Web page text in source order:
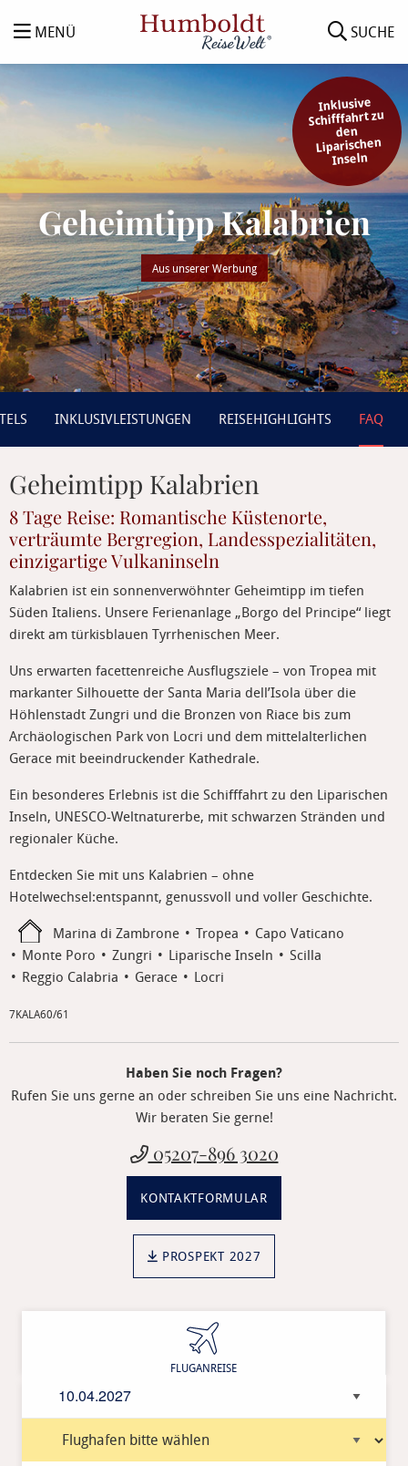
MENÜ SUCHE
Geheimtipp Kalabrien
Aus unserer Werbung
Inklusive
Schifffahrt zu
den
Liparischen
Inseln
INKLUSIVLEISTUNGEN REISEHIGHLIGHTS FAQ
Geheimtipp Kalabrien
8 Tage Reise: Romantische Küstenorte,
verträumte Bergregion, Landesspezialitäten,
einzigartige Vulkaninseln
Kalabrien ist ein sonnenverwöhnter Geheimtipp im tiefen
Süden Italiens. Unsere Ferienanlage „Borgo del Principe“ liegt
direkt am türkisblauen Tyrrhenischen Meer.
Uns erwarten facettenreiche Ausflugsziele – von Tropea mit
markanter Silhouette der Santa Maria dell’Isola über die
Höhlenstadt Zungri und die Bronzen von Riace bis zum
Archäologischen Park von Locri und dem mittelalterlichen
Gerace mit beeindruckender Kathedrale.
Ein besonderes Erlebnis ist die Schifffahrt zu den Liparischen
Inseln, UNESCO-Weltnaturerbe, mit schwarzen Stränden und
regionaler Küche.
Entdecken Sie mit uns Kalabrien – ohne
Hotelwechsel:entspannt, genussvoll und voller Geschichte.
Marina di Zambrone
Tropea
Capo Vaticano
Monte Poro
Zungri Liparische Inseln
Scilla
Reggio Calabria
Gerace Locri
7KALA60/61
Haben Sie noch Fragen?
Rufen Sie uns gerne an oder schreiben Sie uns eine Nachricht.
Wir beraten Sie gerne!
05207-896 3020
KONTAKTFORMULAR
PROSPEKT 2027